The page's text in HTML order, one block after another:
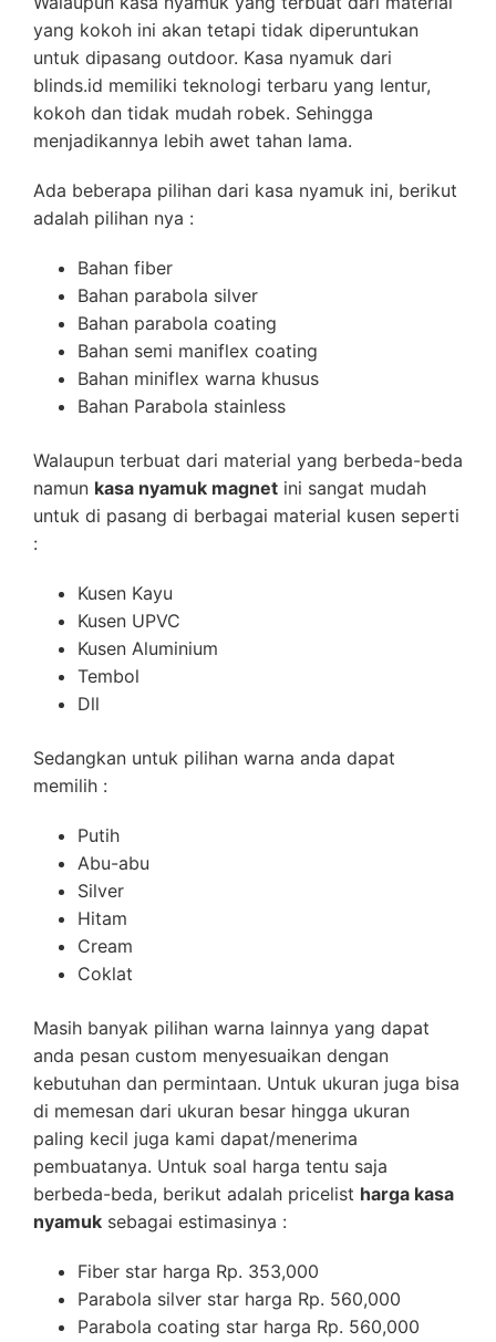
yang kokoh ini akan tetapi tidak diperuntukan
untuk dipasang outdoor. Kasa nyamuk dari
blinds.id memiliki teknologi terbaru yang lentur,
kokoh dan tidak mudah robek. Sehingga
menjadikannya lebih awet tahan lama.
Ada beberapa pilihan dari kasa nyamuk ini, berikut
adalah pilihan nya :
Bahan fiber
Bahan parabola silver
Bahan parabola coating
Bahan semi maniflex coating
Bahan miniflex warna khusus
Bahan Parabola stainless
Walaupun terbuat dari material yang berbeda-beda
namun kasa nyamuk magnet ini sangat mudah
untuk di pasang di berbagai material kusen seperti
:
Kusen Kayu
Kusen UPVC
Kusen Aluminium
Tembol
Dll
Sedangkan untuk pilihan warna anda dapat
memilih :
Putih
Abu-abu
Silver
Hitam
Cream
Coklat
Masih banyak pilihan warna lainnya yang dapat
anda pesan custom menyesuaikan dengan
kebutuhan dan permintaan. Untuk ukuran juga bisa
di memesan dari ukuran besar hingga ukuran
paling kecil juga kami dapat/menerima
pembuatanya. Untuk soal harga tentu saja
berbeda-beda, berikut adalah pricelist harga kasa
nyamuk sebagai estimasinya :
Fiber star harga Rp. 353,000
Parabola silver star harga Rp. 560,000
Parabola coating star harga Rp. 560,000